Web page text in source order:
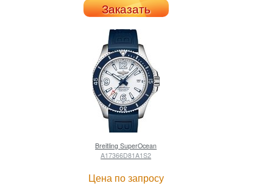
Заказать
Breitling SuperOcean
A17366D81A1S2
Цена по запросу